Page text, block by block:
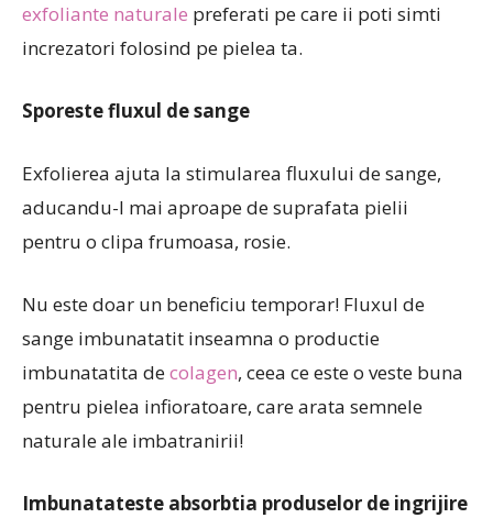
exfoliante naturale preferati pe care ii poti simti
increzatori folosind pe pielea ta.
Sporeste fluxul de sange
Exfolierea ajuta la stimularea fluxului de sange,
aducandu-l mai aproape de suprafata pielii
pentru o clipa frumoasa, rosie.
Nu este doar un beneficiu temporar! Fluxul de
sange imbunatatit inseamna o productie
imbunatatita decolagen, ceea ce este o veste buna
pentru pielea infioratoare, care arata semnele
naturale ale imbatranirii!
Imbunatateste absorbtia produselor de ingrijire